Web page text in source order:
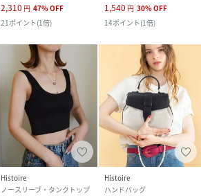
2,310 円 47%OFF
21 ポイント(1倍)
1,540 円 30%OFF
14ポイント(1倍)
Histoire
ノースリーブ・タンクトップ
Histoire
ハンドバッグ